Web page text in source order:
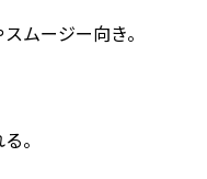
ムージー向き。
。